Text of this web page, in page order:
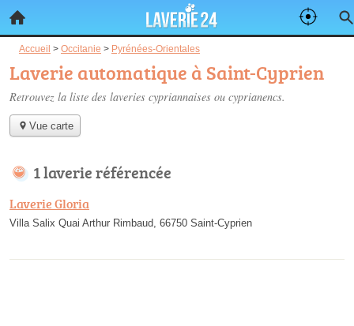
Accueil > Occitanie > Pyrénées-Orientales
Laverie automatique à Saint-Cyprien
Retrouvez la liste des laveries cypriannaises ou cyprianencs.
Vue carte
1 laverie référencée
Laverie Gloria
Villa Salix Quai Arthur Rimbaud, 66750 Saint-Cyprien